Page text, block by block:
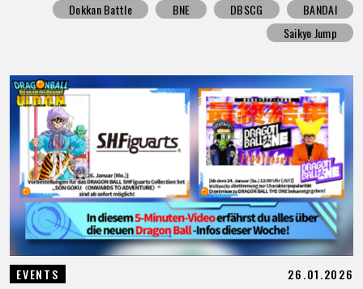
Dokkan Battle
BNE DBSCG
BANDAI
Saikyo Jump
EVENTS 26.01.2026